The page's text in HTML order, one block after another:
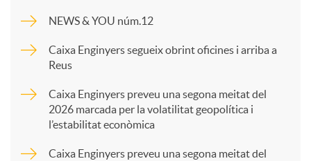
s
p
a
NEWS & YOU núm.12
Caixa Enginyers segueix obrint oficines i arriba a
Reus
Caixa Enginyers preveu una segona meitat del
2026 marcada per la volatilitat geopolítica i
l’estabilitat econòmica
Caixa Enginyers preveu una segona meitat del